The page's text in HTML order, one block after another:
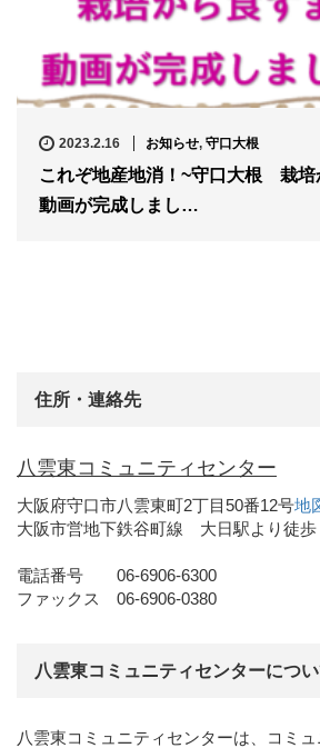
2023.2.16 お知らせ, 守口大根
これぞ地産地消！~守口大根 栽
動画が完成しまし…
住所・連絡先
八雲東コミュニティセンター
大阪府守口市八雲東町2丁目50番12号地
大阪市営地下鉄谷町線 大日駅より徒歩
電話番号 06-6906-6300
ファックス 06-6906-0380
八雲東コミュニティセンターにつ
八雲東コミュニティセンターは、コミュ